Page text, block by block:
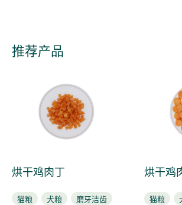
推荐产品
烘干鸡肉丁
猫粮 犬粮
磨牙洁齿
烘干鸡
猫粮